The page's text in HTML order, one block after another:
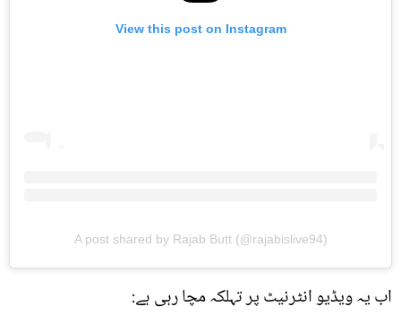
View this post on Instagram
A post shared by Rajab Butt (@rajabislive94)
اب یہ ویڈیو انٹرنیٹ پر تہلکہ مچا رہی ہے: